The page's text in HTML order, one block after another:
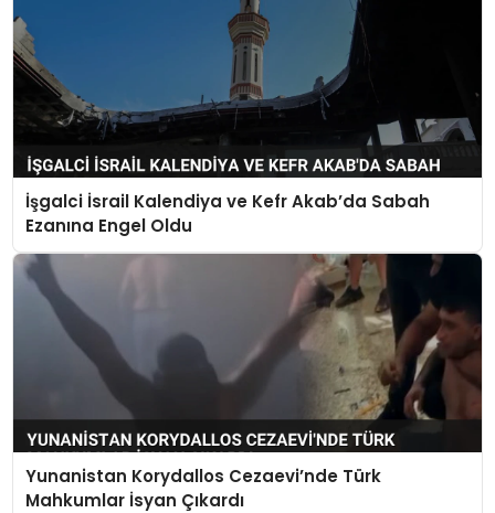
İşgalci İsrail Kalendiya ve Kefr Akab’da Sabah
Ezanına Engel Oldu
Yunanistan Korydallos Cezaevi’nde Türk
Mahkumlar İsyan Çıkardı